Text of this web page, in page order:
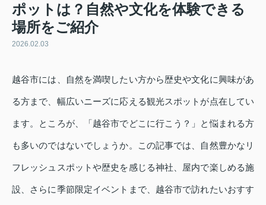
ポットは？自然や文化を体験できる
場所をご紹介
2026.02.03
越谷市には、自然を満喫したい方から歴史や文化に興味があ
る方まで、幅広いニーズに応える観光スポットが点在してい
ます。ところが、「越谷市でどこに行こう？」と悩まれる方
も多いのではないでしょうか。この記事では、自然豊かなリ
フレッシュスポットや歴史を感じる神社、屋内で楽しめる施
設、さらに季節限定イベントまで、越谷市で訪れたいおすす